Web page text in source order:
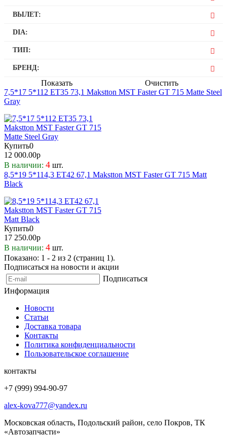
112
ВЫЛЕТ:
35
DIA:
67,1
ТИП:
Литой
БРЕНД:
MaksttonПоказать
Очистить
7,5*17 5*112 ET35 73,1 Makstton MST Faster GT 715 Matte Steel
Gray
Купить0
12 000.00р
В наличии: 4 шт.
8,5*19 5*114,3 ET42 67,1 Makstton MST Faster GT 715 Matt
Black
Купить0
17 250.00р
В наличии: 4 шт.
Показано: 1 - 2 из 2 (страниц 1).
Подписаться на новости и акции
Подписаться
Информация
Новости
Статьи
Доставка товара
Контакты
Политика конфиденциальности
Пользовательское соглашение
контакты
+7 (999) 994-90-97
alex-kova777@yandex.ru
Московская область, Подольский район, село Покров, ТК
«Автозапчасти»